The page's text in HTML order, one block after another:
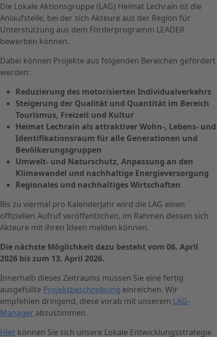
Die Lokale Aktionsgruppe (LAG) Heimat Lechrain ist die
Anlaufstelle, bei der sich Akteure aus der Region für
Unterstützung aus dem Förderprogramm LEADER
bewerben können.
Dabei können Projekte aus folgenden Bereichen gefördert
werden:
Reduzierung des motorisierten Individualverkehrs
Steigerung der Qualität und Quantität im Bereich
Tourismus, Freizeit und Kultur
Heimat Lechrain als attraktiver Wohn-, Lebens- und
Identifikationsraum für alle Generationen und
Bevölkerungsgruppen
Umwelt- und Naturschutz, Anpassung an den
Klimawandel und nachhaltige Energieversorgung
Regionales und nachhaltiges Wirtschaften
Bis zu viermal pro Kalenderjahr wird die LAG einen
offiziellen Aufruf veröffentlichen, im Rahmen dessen sich
Akteure mit ihren Ideen melden können.
Die nächste Möglichkeit dazu besteht vom 06. April
2026 bis zum 13. April 2026.
Innerhalb dieses Zeitraums müssen Sie eine fertig
ausgefüllte Projektbeschreibung einreichen. Wir
empfehlen dringend, diese vorab mit unserem LAG-
Manager abzustimmen.
Hier können Sie sich unsere Lokale Entwicklungsstrategie